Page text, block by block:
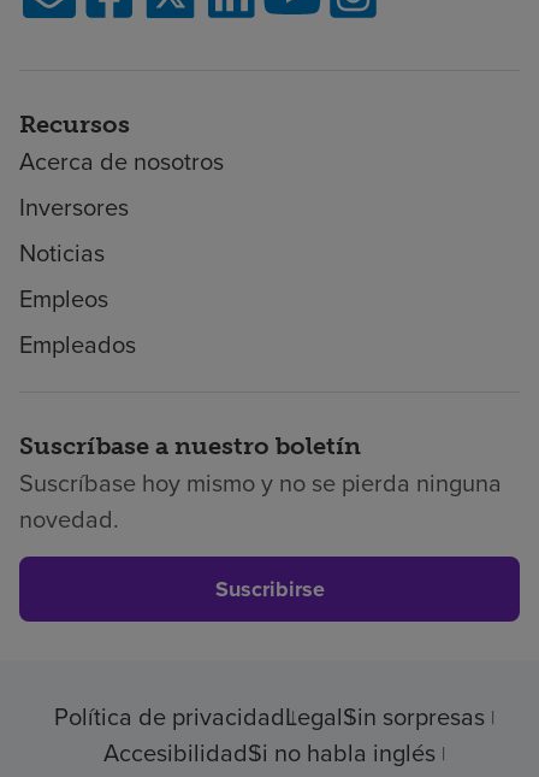
Recursos
Acerca de nosotros
Inversores
Noticias
Empleos
Empleados
Suscríbase a nuestro boletín
Suscríbase hoy mismo y no se pierda ninguna
novedad.
Suscribirse
Política de privacidadLegalSin sorpresas
AccesibilidadSi no habla inglés